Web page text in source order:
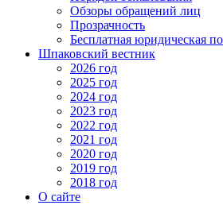
Обзоры обращений лиц
Прозрачность
Бесплатная юридическая
Шпаковский вестник
2026 год
2025 год
2024 год
2023 год
2022 год
2021 год
2020 год
2019 год
2018 год
О сайте